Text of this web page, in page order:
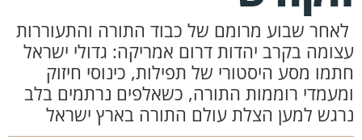
שבוע מרומם של כבוד התורה והתעוררות
בקרב יהדות דרום אמריקה: גדולי ישראל
מסע היסטורי של תפילות, כינוסי חיזוק
רוממות התורה, כשאלפים נרתמים בלב
למען הצלת עולם התורה בארץ ישראל